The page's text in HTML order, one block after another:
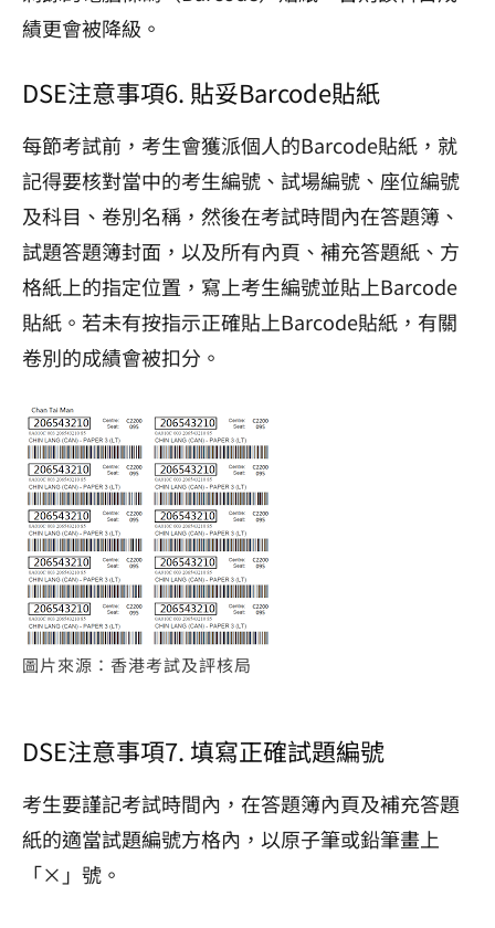
績更會被降級。
DSE注意事項6. 貼妥Barcode貼紙
每節考試前，考生會獲派個人的Barcode貼紙，就
記得要核對當中的考生編號、試場編號、座位編號
及科目、卷別名稱，然後在考試時間內在答題簿、
試題答題簿封面，以及所有內頁、補充答題紙、方
格紙上的指定位置，寫上考生編號並貼上Barcode
貼紙。若未有按指示正確貼上Barcode貼紙，有關
卷別的成績會被扣分。
圖片來源：香港考試及評核局
DSE注意事項7. 填寫正確試題編號
考生要謹記考試時間內，在答題簿內頁及補充答題
紙的適當試題編號方格內，以原子筆或鉛筆畫上
「×」號。